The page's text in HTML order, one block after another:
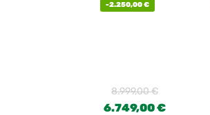
-2.250,00€
8.999,00€
6.749,00€